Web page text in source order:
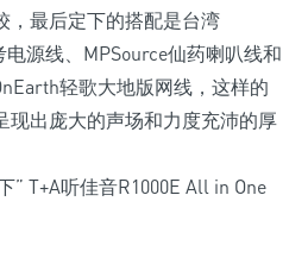
，最后定下的搭配是台湾
源线、MPSource仙药喇叭线和
轻歌大地版网线，这样的
现出庞大的声场和力度充沛的厚